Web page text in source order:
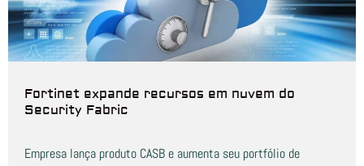
Fortinet expande recursos em nuvem do
Security Fabric
Empresa lança produto CASB e aumenta seu portfólio de